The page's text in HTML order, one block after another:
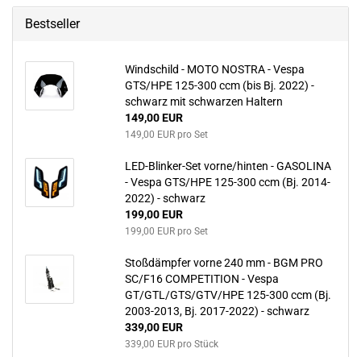
Bestseller
Windschild - MOTO NOSTRA - Vespa
GTS/HPE 125-300 ccm (bis Bj. 2022) -
schwarz mit schwarzen Haltern
149,00 EUR
149,00 EUR pro Set
LED-Blinker-Set vorne/hinten - GASOLINA
- Vespa GTS/HPE 125-300 ccm (Bj. 2014-
2022) - schwarz
199,00 EUR
199,00 EUR pro Set
Stoßdämpfer vorne 240 mm - BGM PRO
SC/F16 COMPETITION - Vespa
GT/GTL/GTS/GTV/HPE 125-300 ccm (Bj.
2003-2013, Bj. 2017-2022) - schwarz
339,00 EUR
339,00 EUR pro Stück